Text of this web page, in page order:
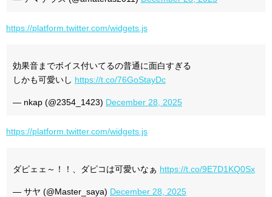
https://platform.twitter.com/widgets.js
効果音までボイス付いてるの普通に面白すぎる
しかも可愛いし https://t.co/76GoStayDc
— nkap (@2354_1423) December 28, 2025
https://platform.twitter.com/widgets.js
ダピェェ～！！、ダピコは可愛いなぁ https://t.co/9E7D1KQ0Sx
— サヤ (@Master_saya) December 28, 2025